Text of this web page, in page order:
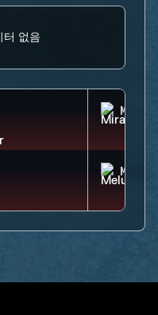
터 없음
MIRA